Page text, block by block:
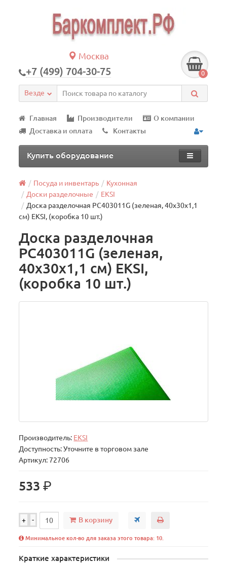
Москва
+7 (499) 704-30-75 0
Везде
Главная Производители
О компании
Доставка и оплата
Контакты
Купить оборудование
Посуда и инвентарь
Кухонная
Доски разделочные
EKSI
Доска разделочная PC403011G (зеленая, 40х30х1,1
см) EKSI, (коробка 10 шт.)
Доска разделочная
PC403011G (зеленая,
40х30х1,1 см) EKSI,
(коробка 10 шт.)
Производитель: EKSI
Доступность: Уточните в торговом зале
Артикул: 72706
533р.
+ - В корзину
Минимальное кол-во для заказа этого товара: 10.
Краткие характеристики